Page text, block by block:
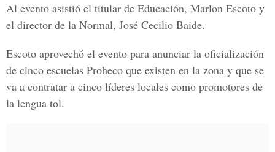
Al evento asistió el titular de Educación, Marlon Escoto y
el director de la Normal, José Cecilio Baide.
Escoto aprovechó el evento para anunciar la oficialización
de cinco escuelas Proheco que existen en la zona y que se
va a contratar a cinco líderes locales como promotores de
la lengua tol.